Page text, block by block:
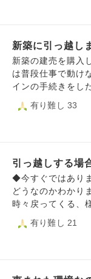
ンがいつも荒れています…。 ③また、
ゴミができる」と
んでる部屋もゴミが溢れ
のですがゴミが満帆で、
て方が分からない
す。 心が折れることも多いです。 自立したいという思いで
一人暮らしを始め
上記のような、一
ます。 実家に戻る
新築に引っ越し
新築の建売を購入
は普段仕事で動け
インの手続きをし
います。 役場に
り、胃腸炎になり
とのことでした。 ちょうどタイミング良くTwitterで迷惑な
近所の人の動画を
すごい人だったら
よう？その人には
になって今涙が出そうです。 やっと
有り難し 33
引っ越しする場
◆今すぐではありま
どうなのかわかり
時々戻ってくる、
子に座っている、
ば引っ越しをして
有り難し 21